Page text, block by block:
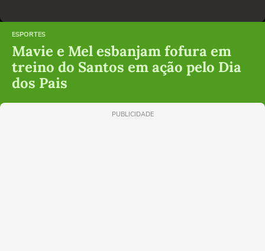
ESPORTES
Mavie e Mel esbanjam fofura em
treino do Santos em ação pelo Dia
dos Pais
PUBLICIDADE